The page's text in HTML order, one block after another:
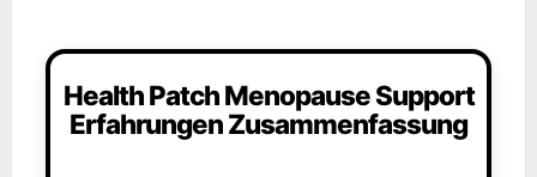
Health Patch Menopause Support
Erfahrungen Zusammenfassung